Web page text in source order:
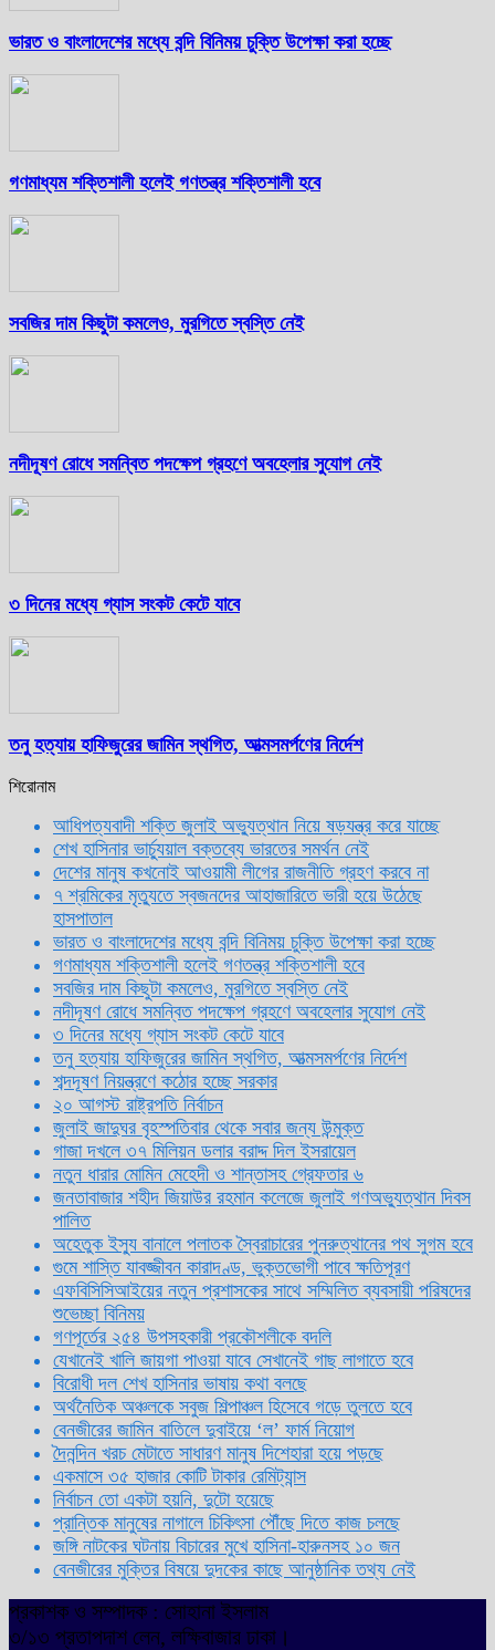
ভারত ও বাংলাদেশের মধ্যে বন্দি বিনিময় চুক্তি উপেক্ষা করা হচ্ছে
গণমাধ্যম শক্তিশালী হলেই গণতন্ত্র শক্তিশালী হবে
সবজির দাম কিছুটা কমলেও, মুরগিতে স্বস্তি নেই
নদীদূষণ রোধে সমন্বিত পদক্ষেপ গ্রহণে অবহেলার সুযোগ নেই
৩ দিনের মধ্যে গ্যাস সংকট কেটে যাবে
তনু হত্যায় হাফিজুরের জামিন স্থগিত, আত্মসমর্পণের নির্দেশ
শিরোনাম
আধিপত্যবাদী শক্তি জুলাই অভ্যুত্থান নিয়ে ষড়যন্ত্র করে যাচ্ছে
শেখ হাসিনার ভার্চ্যুয়াল বক্তব্যে ভারতের সমর্থন নেই
দেশের মানুষ কখনোই আওয়ামী লীগের রাজনীতি গ্রহণ করবে না
৭ শ্রমিকের মৃত্যুতে স্বজনদের আহাজারিতে ভারী হয়ে উঠেছে
হাসপাতাল
ভারত ও বাংলাদেশের মধ্যে বন্দি বিনিময় চুক্তি উপেক্ষা করা হচ্ছে
গণমাধ্যম শক্তিশালী হলেই গণতন্ত্র শক্তিশালী হবে
সবজির দাম কিছুটা কমলেও, মুরগিতে স্বস্তি নেই
নদীদূষণ রোধে সমন্বিত পদক্ষেপ গ্রহণে অবহেলার সুযোগ নেই
৩ দিনের মধ্যে গ্যাস সংকট কেটে যাবে
তনু হত্যায় হাফিজুরের জামিন স্থগিত, আত্মসমর্পণের নির্দেশ
শব্দদূষণ নিয়ন্ত্রণে কঠোর হচ্ছে সরকার
২০ আগস্ট রাষ্ট্রপতি নির্বাচন
জুলাই জাদুঘর বৃহস্পতিবার থেকে সবার জন্য উন্মুক্ত
গাজা দখলে ৩৭ মিলিয়ন ডলার বরাদ্দ দিল ইসরায়েল
নতুন ধারার মোমিন মেহেদী ও শান্তাসহ গ্রেফতার ৬
জনতাবাজার শহীদ জিয়াউর রহমান কলেজে জুলাই গণঅভ্যুত্থান দিবস
পালিত
অহেতুক ইস্যু বানালে পলাতক স্বৈরাচারের পুনরুত্থানের পথ সুগম হবে
গুমে শাস্তি যাবজ্জীবন কারাদণ্ড, ভুক্তভোগী পাবে ক্ষতিপূরণ
এফবিসিসিআইয়ের নতুন প্রশাসকের সাথে সম্মিলিত ব্যবসায়ী পরিষদের
শুভেচ্ছা বিনিময়
গণপূর্তের ২৫৪ উপসহকারী প্রকৌশলীকে বদলি
যেখানেই খালি জায়গা পাওয়া যাবে সেখানেই গাছ লাগাতে হবে
বিরোধী দল শেখ হাসিনার ভাষায় কথা বলছে
অর্থনৈতিক অঞ্চলকে সবুজ শিল্পাঞ্চল হিসেবে গড়ে তুলতে হবে
বেনজীরের জামিন বাতিলে দুবাইয়ে ‌‘ল’ ফার্ম নিয়োগ
দৈনন্দিন খরচ মেটাতে সাধারণ মানুষ দিশেহারা হয়ে পড়ছে
একমাসে ৩৫ হাজার কোটি টাকার রেমিট্যান্স
নির্বাচন তো একটা হয়নি, দুটো হয়েছে
প্রান্তিক মানুষের নাগালে চিকিৎসা পৌঁছে দিতে কাজ চলছে
জঙ্গি নাটকের ঘটনায় বিচারের মুখে হাসিনা-হারুনসহ ১০ জন
বেনজীরের মুক্তির বিষয়ে দুদকের কাছে আনুষ্ঠানিক তথ্য নেই
প্রকাশক ও সম্পাদক : সোহানা ইসলাম
৩/১৩ প্রতাপদাশ লেন, লক্ষিবাজার ঢাকা।